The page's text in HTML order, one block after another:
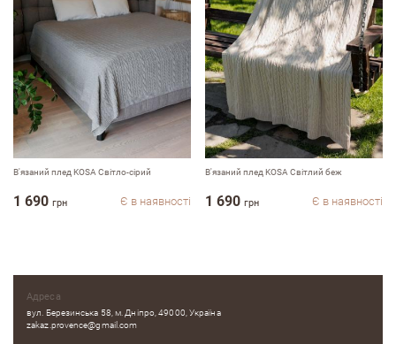
В'язаний плед KOSA Світло-сірий
1 690 грн Є в наявності
В'язаний плед KOSA Світлий беж
1 690 грн Є в наявності
Адреса
вул. Березинська 58, м. Дніпро, 49000, Україна
zakaz.provence@gmail.com